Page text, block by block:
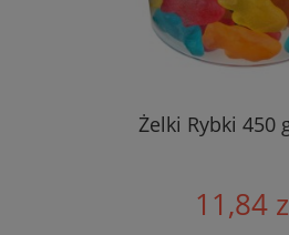
Żelki Rybki 450
11,84